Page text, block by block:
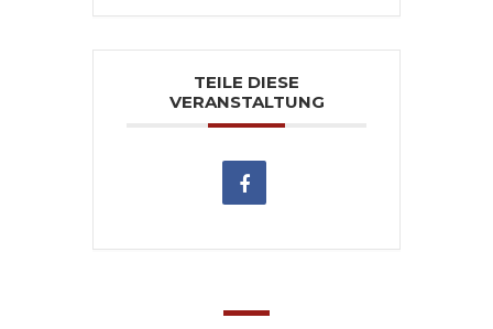
TEILE DIESE
VERANSTALTUNG